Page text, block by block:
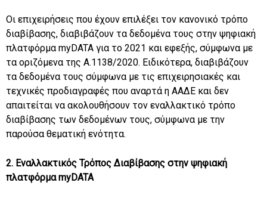
Οι επιχειρήσεις που έχουν επιλέξει τον κανονικό τρόπο
διαβίβασης, διαβιβάζουν τα δεδομένα τους στην ψηφιακή
πλατφόρμα myDATA για το 2021 και εφεξής, σύμφωνα με
τα οριζόμενα της Α.1138/2020. Ειδικότερα, διαβιβάζουν
τα δεδομένα τους σύμφωνα με τις επιχειρησιακές και
τεχνικές προδιαγραφές που αναρτά η ΑΑΔΕ και δεν
απαιτείται να ακολουθήσουν τον εναλλακτικό τρόπο
διαβίβασης των δεδομένων τους, σύμφωνα με την
παρούσα θεματική ενότητα.
2. Εναλλακτικός Τρόπος Διαβίβασης στην ψηφιακή
πλατφόρμα myDATA